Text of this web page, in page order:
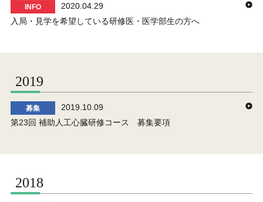
INFO
2020.04.29
入局・見学を希望している研修医・医学部生の方へ
2019
募集
2019.10.09
第23回 補助人工心臓研修コース 募集要項
2018